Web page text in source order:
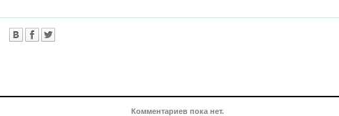
Комментариев пока нет.